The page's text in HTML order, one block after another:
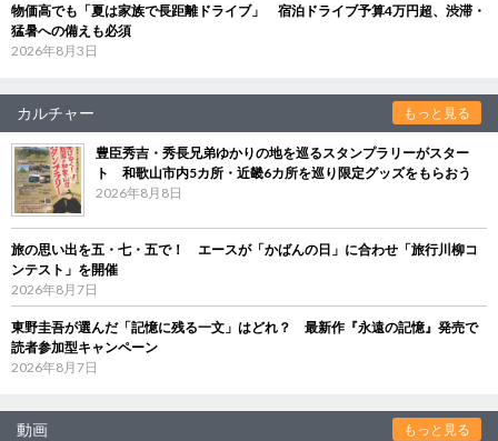
物価高でも「夏は家族で長距離ドライブ」 宿泊ドライブ予算4万円超、渋滞・
猛暑への備えも必須
2026年8月3日
カルチャー もっと見る
豊臣秀吉・秀長兄弟ゆかりの地を巡るスタンプラリーがスター
ト 和歌山市内5カ所・近畿6カ所を巡り限定グッズをもらおう
2026年8月8日
旅の思い出を五・七・五で！ エースが「かばんの日」に合わせ「旅行川柳コ
ンテスト」を開催
2026年8月7日
東野圭吾が選んだ「記憶に残る一文」はどれ？ 最新作『永遠の記憶』発売で
読者参加型キャンペーン
2026年8月7日
動画 もっと見る